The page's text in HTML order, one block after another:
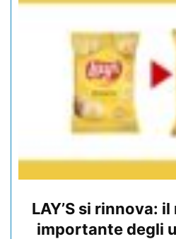
LAY’S si rinnova:
importante degli